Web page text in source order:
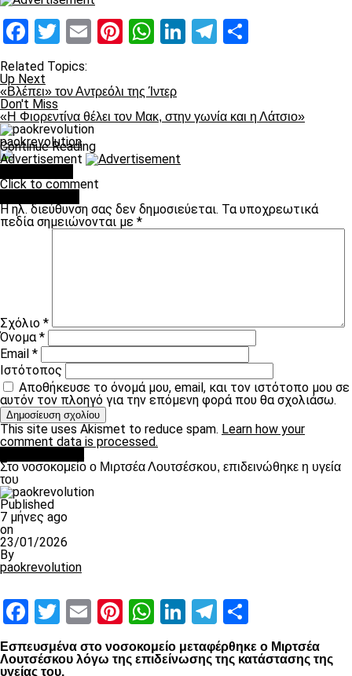
Facebook
Twitter
EmailPinterest
WhatsApp
LinkedIn
Telegram
Related Topics:
Up Next
«Βλέπει» τον Αντρεόλι της Ίντερ
Don't Miss
«Η Φιορεντίνα θέλει τον Μακ, στην γωνία και η Λάτσιο»
paokrevolution
Continue Reading
Advertisement
Click to comment
Η ηλ. διεύθυνση σας δεν δημοσιεύεται. Τα υποχρεωτικά
πεδία σημειώνονται με *
Σχόλιο *
Όνομα*
Email *
Ιστότοπος
Αποθήκευσε το όνομά μου, email, και τον ιστότοπο μου σε
αυτόν τον πλοηγό για την επόμενη φορά που θα σχολιάσω.
This site uses Akismet to reduce spam. Learn how your
comment data is processed.
Στο νοσοκομείο ο Μιρτσέα Λουτσέσκου, επιδεινώθηκε η υγεία
του
Published
7 μήνες ago
on
23/01/2026
By
paokrevolution
Facebook
Twitter
EmailPinterest
WhatsApp
LinkedIn
Telegram
Εσπευσμένα στο νοσοκομείο μεταφέρθηκε ο Μιρτσέα
Λουτσέσκου λόγω της επιδείνωσης της κατάστασης της
υγείας του.